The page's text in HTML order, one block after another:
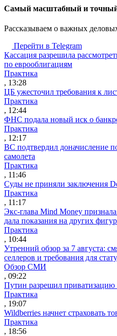
Cамый масштабный и точный
Рассказываем о важных
Перейти в Telegram
Кассация разрешила
по еврооблигациям
Практика
, 13:28
ЦБ ужесточил требования к
Практика
, 12:44
ФНС подала новый иск о
Практика
, 12:17
ВС подтвердил доначисление
самолета
Практика
, 11:46
Суды не приняли заключения
Практика
, 11:17
Экс-глава Mind Money
дала показания на других
Практика
, 10:44
Утренний обзор за 7 августа:
селлеров и требования для
Обзор СМИ
, 09:22
Путин разрешил приватизацию
Практика
, 19:07
Wildberries начнет страховать
Практика
, 18:56